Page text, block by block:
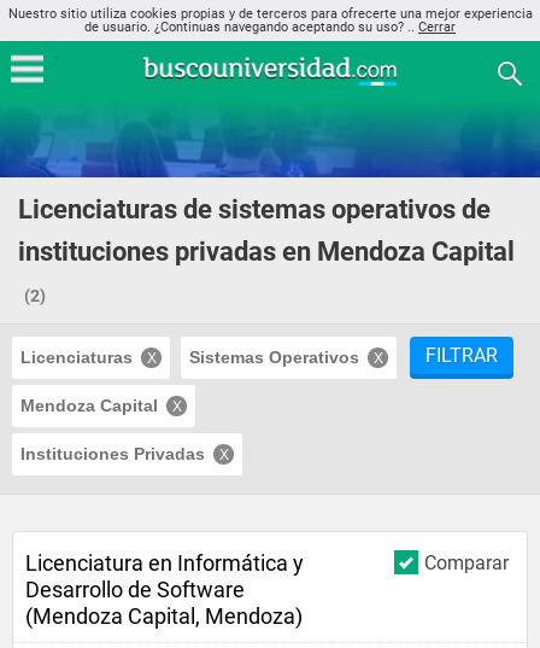
Nuestro sitio utiliza cookies propias y de terceros para ofrecerte una mejor experiencia
de usuario. ¿Continuas navegando aceptando su uso? .. Cerrar
Licenciaturas de sistemas operativos de
instituciones privadas en Mendoza Capital
(2)
Licenciaturas Sistemas Operativos
Mendoza Capital
Instituciones Privadas
FILTRAR
Comparar
Licenciatura en Informática y
Desarrollo de Software
(Mendoza Capital, Mendoza)